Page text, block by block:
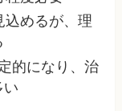
込めるが、理
的になり、治
い